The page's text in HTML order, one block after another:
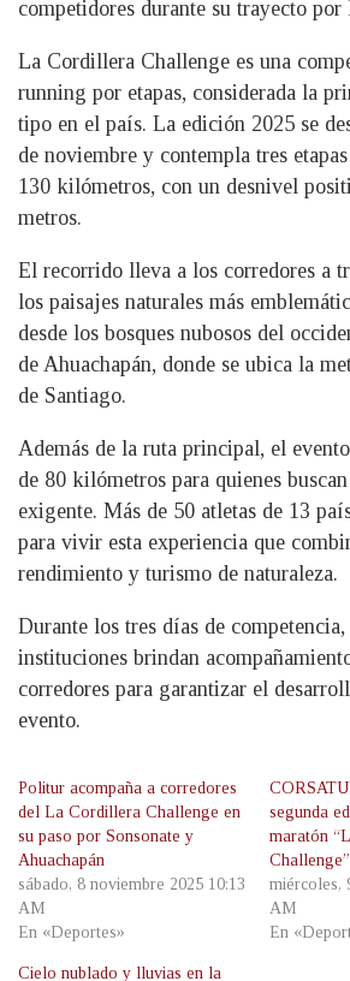
competidores durante su trayecto por
La Cordillera Challenge es una
running por etapas, considerada la
tipo en el país. La edición 2025 se
de noviembre y contempla tres
130 kilómetros, con un desnivel
metros.
El recorrido lleva a los corredores a
los paisajes naturales más
desde los bosques nubosos del
de Ahuachapán, donde se ubica la
de Santiago.
Además de la ruta principal, el
de 80 kilómetros para quienes
exigente. Más de 50 atletas de 13
para vivir esta experiencia que
rendimiento y turismo de naturaleza.
Durante los tres días de
instituciones brindan
corredores para garantizar el
evento.
Politur acompaña a corredores
del La Cordillera Challenge en
su paso por Sonsonate y
Ahuachapán
sábado, 8 noviembre 2025 10:13
AM
En «Deportes»
segunda
maratón
Challenge”
miércoles,
AM
En
Cielo nublado y lluvias en la